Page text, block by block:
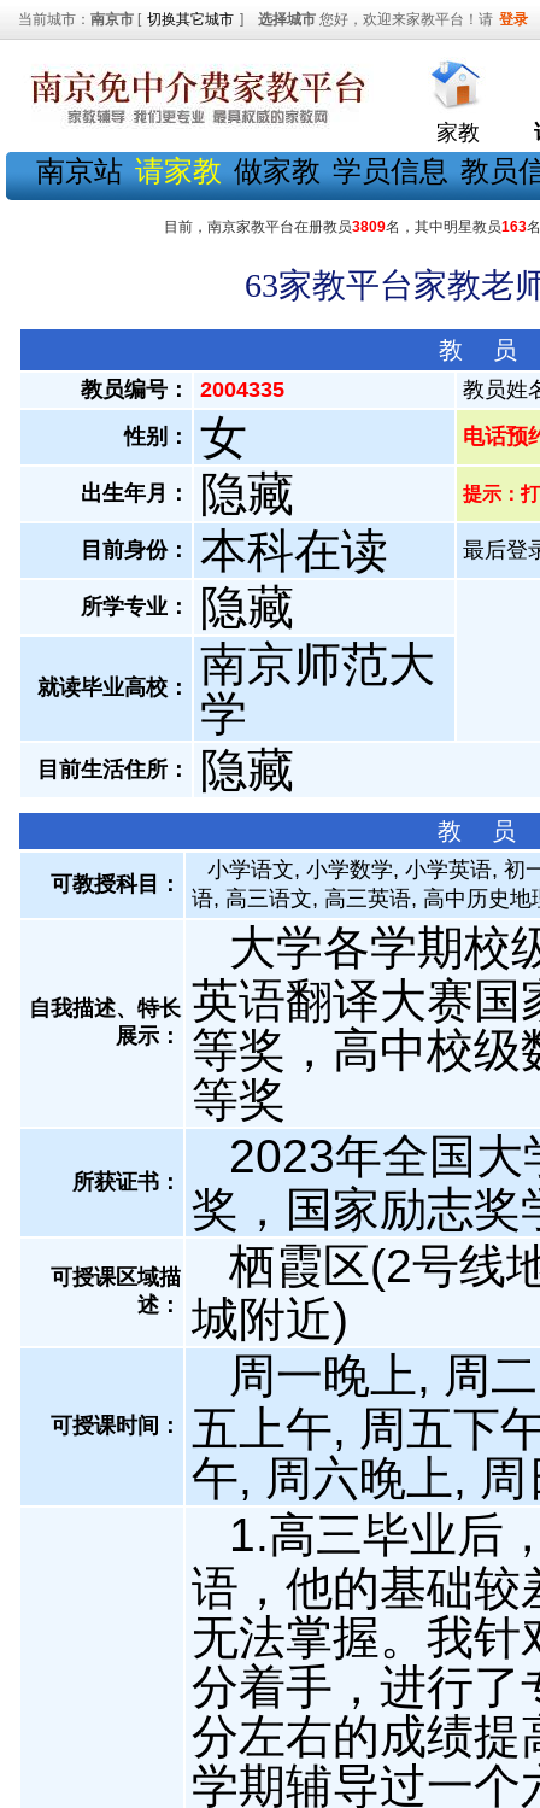
当前城市： 南京市 [ 切换其它城市 ] 选择城市 您好，欢迎来家教平台！请 登录
家教
南京站 请家教 做家教 学员信息 教员
目前，南京家教平台在册教员3809名，其中明星教员163
63家教平台家教老
教 员
教员编号： 2004335
教员姓
性别：
女 电话预
出生年月： 隐藏 提示：
目前身份： 本科在读 最后登
所学专业： 隐藏
就读毕业高校：
南京师范大
学
目前生活住所： 隐藏
教 员
可教授科目：
小学语文, 小学数学, 小学英语, 初
语, 高三语文, 高三英语, 高中历史地
自我描述、特长
展示 ：
大学各学期校
英语翻译大赛国
等奖，高中校级
等奖
所获证书 ：
2023年全国
奖，国家励志奖
可授课区域描
述：
栖霞区(2号线
城附近)
可授课时间：
周一晚上, 周
五上午, 周五下
午, 周六晚上,
1.高三毕业后
语，他的基础较
无法掌握。我针
分着手，进行了
分左右的成绩提
学期辅导过一个